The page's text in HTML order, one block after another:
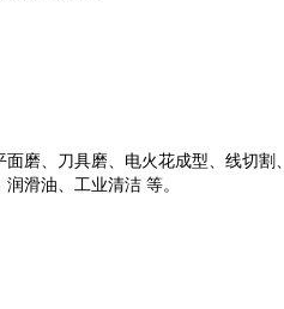
面磨、刀具磨、电火花成型、线切割
滑油、工业清洁 等。